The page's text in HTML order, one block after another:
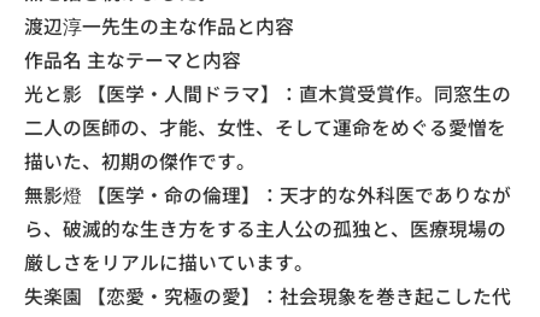
渡辺淳一先生の主な作品と内容
作品名 主なテーマと内容
光と影 【医学・人間ドラマ】：直木賞受賞作。同窓生の
二人の医師の、才能、女性、そして運命をめぐる愛憎を
描いた、初期の傑作です。
無影燈 【医学・命の倫理】：天才的な外科医でありなが
ら、破滅的な生き方をする主人公の孤独と、医療現場の
厳しさをリアルに描いています。
失楽園 【恋愛・究極の愛】：社会現象を巻き起こした代